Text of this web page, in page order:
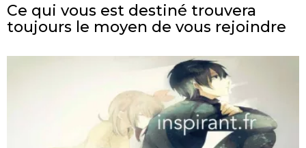
Ce qui vous est destiné trouvera
toujours le moyen de vous rejoindre